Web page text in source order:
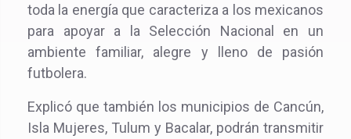
toda la energía que caracteriza a los mexicanos
para apoyar a la Selección Nacional en un
ambiente familiar, alegre y lleno de pasión
futbolera.
Explicó que también los municipios de Cancún,
Isla Mujeres, Tulum y Bacalar, podrán transmitir